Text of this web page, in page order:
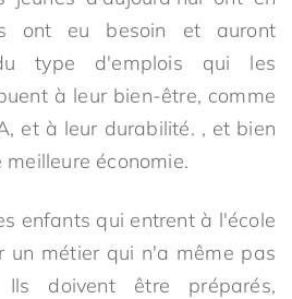
ont eu besoin et auront
type d'emplois qui les
à leur bien-être, comme
et à leur durabilité. , et bien
économie.
enfants qui entrent à l'école
un métier qui n'a même pas
doivent être préparés,